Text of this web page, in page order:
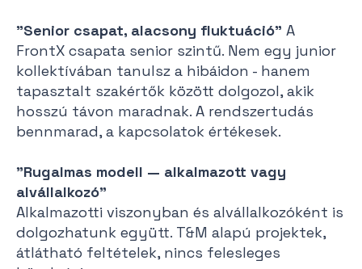
"Senior csapat, alacsony fluktuáció" A
FrontX csapata senior szintű. Nem egy junior
kollektívában tanulsz a hibáidon - hanem
tapasztalt szakértők között dolgozol, akik
hosszú távon maradnak. A rendszertudás
bennmarad, a kapcsolatok értékesek.
"Rugalmas modell — alkalmazott vagy
alvállalkozó"
Alkalmazotti viszonyban és alvállalkozóként is
dolgozhatunk együtt. T&M alapú projektek,
átlátható feltételek, nincs felesleges